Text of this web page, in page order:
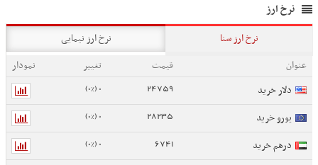
نرخ ارز
نرخ ارز سنا
نرخ ارز نیمایی
عنوان
قیمت تغییر
نمودار
دلار خرید
24759
0 (0%)
یورو خرید 28235
0 (0%)
درهم خرید 6741
0 (0%)